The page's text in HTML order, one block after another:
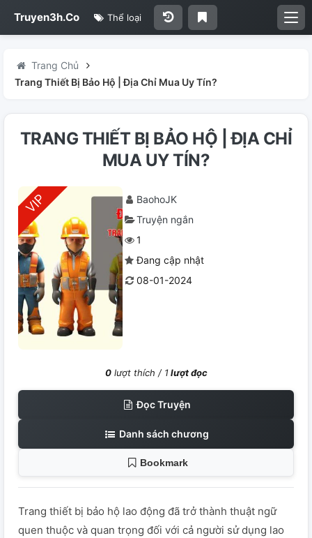
Truyen3h.Co Thể loại
Trang Chủ
Trang Thiết Bị Bảo Hộ | Địa Chỉ Mua Uy Tín?
TRANG THIẾT BỊ BẢO HỘ | ĐỊA CHỈ
MUA UY TÍN?
BaohoJK
Truyện ngắn
1
Đang cập nhật
08-01-2024
0lượt thích / 1lượt đọc
Đọc Truyện
Danh sách chương
Bookmark
Trang thiết bị bảo hộ lao động đã trở thành thuật ngữ
quen thuộc và quan trọng đối với cả người sử dụng lao